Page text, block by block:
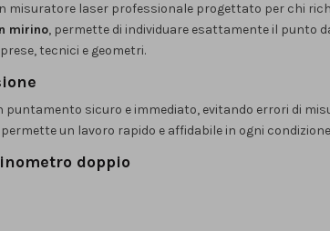
misuratore laser professionale progettato per chi
mirino, permette di individuare esattamente il punto
tecnici e geometri.
sicuro e immediato, evitando errori di
un lavoro rapido e affidabile in ogni
doppio